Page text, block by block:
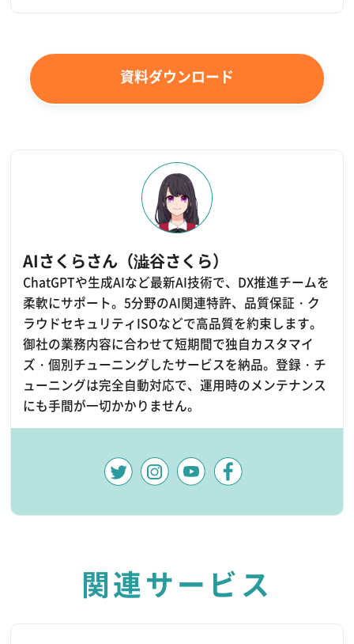
資料ダウンロード
AIさくらさん（澁谷さくら）
ChatGPTや生成AIなど最新AI技術で、DX推進チームを
柔軟にサポート。5分野のAI関連特許、品質保証・ク
ラウドセキュリティISOなどで高品質を約束します。
御社の業務内容に合わせて短期間で独自カスタマイ
ズ・個別チューニングしたサービスを納品。登録・チ
ューニングは完全自動対応で、運用時のメンテナンス
にも手間が一切かかりません。
関連サービス